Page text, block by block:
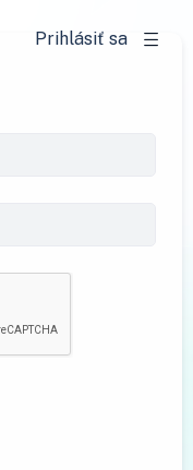
Prihlásiť sa